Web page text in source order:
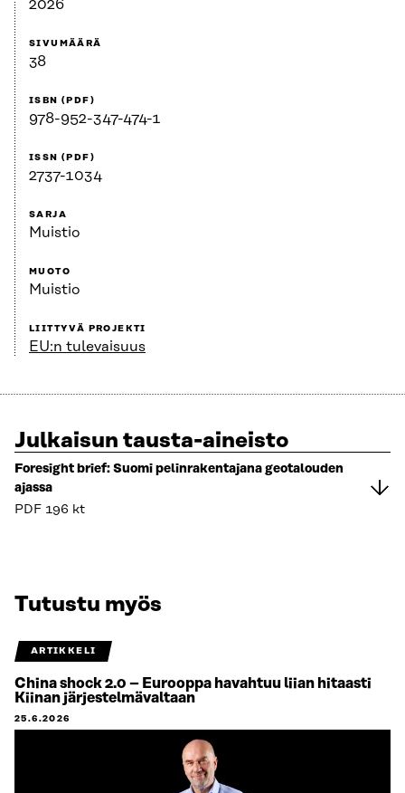
2026
SIVUMÄÄRÄ
38
ISBN (PDF)
978-952-347-474-1
ISSN (PDF)
2737-1034
SARJA
Muistio
MUOTO
Muistio
LIITTYVÄ PROJEKTI
EU:n tulevaisuus
Julkaisun tausta-aineisto
Foresight brief: Suomi pelinrakentajana geotalouden
ajassa
PDF 196 kt
Tutustu myös
ARTIKKELI
China shock 2.0 – Eurooppa havahtuu liian hitaasti
Kiinan järjestelmävaltaan
25.6.2026